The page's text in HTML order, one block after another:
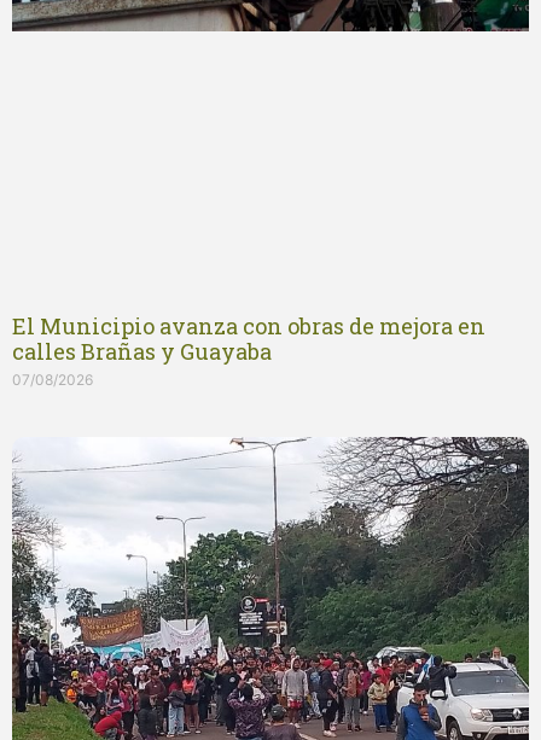
El Municipio avanza con obras de mejora en
calles Brañas y Guayaba
07/08/2026